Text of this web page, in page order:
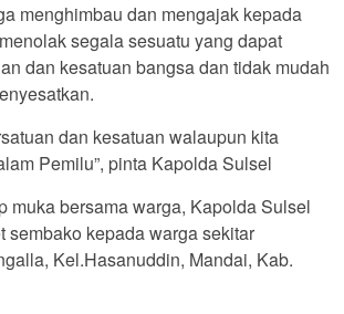
menghimbau dan mengajak kepada
segala sesuatu yang dapat
dan kesatuan bangsa dan tidak mudah
dan kesatuan walaupun kita
Pemilu”, pinta Kapolda Sulsel
muka bersama warga, Kapolda Sulsel
sembako kepada warga sekitar
Kel.Hasanuddin, Mandai, Kab.